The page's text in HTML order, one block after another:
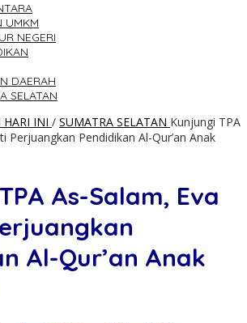
UMKM
NEGERI
DAERAH
SELATAN
HARI INI / SUMATRA SELATAN Kunjungi TPA
Perjuangkan Pendidikan Al-Qur’an Anak
As-Salam, Eva
Al-Qur’an Anak